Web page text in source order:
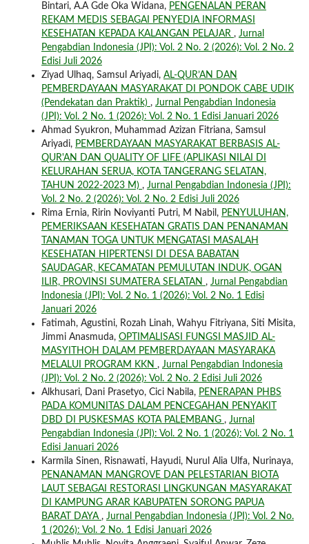
Bintari, A.A Gde Oka Widana, PENGENALAN PERAN
REKAM MEDIS SEBAGAI PENYEDIA INFORMASI
KESEHATAN KEPADA KALANGAN PELAJAR , Jurnal
Pengabdian Indonesia (JPI): Vol. 2 No. 2 (2026): Vol. 2 No. 2
Edisi Juli 2026
Ziyad Ulhaq, Samsul Ariyadi, AL-QUR’AN DAN
PEMBERDAYAAN MASYARAKAT DI PONDOK CABE UDIK
(Pendekatan dan Praktik) , Jurnal Pengabdian Indonesia
(JPI): Vol. 2 No. 1 (2026): Vol. 2 No. 1 Edisi Januari 2026
Ahmad Syukron, Muhammad Azizan Fitriana, Samsul
Ariyadi, PEMBERDAYAAN MASYARAKAT BERBASIS AL-
QUR'AN DAN QUALITY OF LIFE (APLIKASI NILAI DI
KELURAHAN SERUA, KOTA TANGERANG SELATAN,
TAHUN 2022-2023 M) , Jurnal Pengabdian Indonesia (JPI):
Vol. 2 No. 2 (2026): Vol. 2 No. 2 Edisi Juli 2026
Rima Ernia, Ririn Noviyanti Putri, M Nabil, PENYULUHAN,
PEMERIKSAAN KESEHATAN GRATIS DAN PENANAMAN
TANAMAN TOGA UNTUK MENGATASI MASALAH
KESEHATAN HIPERTENSI DI DESA BABATAN
SAUDAGAR, KECAMATAN PEMULUTAN INDUK, OGAN
ILIR, PROVINSI SUMATERA SELATAN , Jurnal Pengabdian
Indonesia (JPI): Vol. 2 No. 1 (2026): Vol. 2 No. 1 Edisi
Januari 2026
Fatimah, Agustini, Rozah Linah, Wahyu Fitriyana, Siti Misita,
Jimmi Anasmuda, OPTIMALISASI FUNGSI MASJID AL-
MASYITHOH DALAM PEMBERDAYAAN MASYARAKA
MELALUI PROGRAM KKN , Jurnal Pengabdian Indonesia
(JPI): Vol. 2 No. 2 (2026): Vol. 2 No. 2 Edisi Juli 2026
Alkhusari, Dani Prasetyo, Cici Nabila, PENERAPAN PHBS
PADA KOMUNITAS DALAM PENCEGAHAN PENYAKIT
DBD DI PUSKESMAS KOTA PALEMBANG , Jurnal
Pengabdian Indonesia (JPI): Vol. 2 No. 1 (2026): Vol. 2 No. 1
Edisi Januari 2026
Karmila Sinen, Risnawati, Hayudi, Nurul Alia Ulfa, Nurinaya,
PENANAMAN MANGROVE DAN PELESTARIAN BIOTA
LAUT SEBAGAI RESTORASI LINGKUNGAN MASYARAKAT
DI KAMPUNG ARAR KABUPATEN SORONG PAPUA
BARAT DAYA , Jurnal Pengabdian Indonesia (JPI): Vol. 2 No.
1 (2026): Vol. 2 No. 1 Edisi Januari 2026